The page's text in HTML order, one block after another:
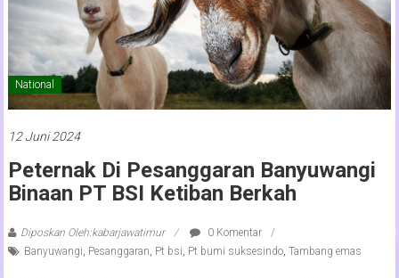
National
12 Juni 2024
Peternak Di Pesanggaran Banyuwangi
Binaan PT BSI Ketiban Berkah
Diposkan Oleh:kabarjawatimur
0 Komentar
Banyuwangi, Pesanggaran, Pt bsi, Pt bumi suksesindo, Tambang emas